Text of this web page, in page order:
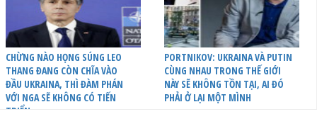
CHỪNG NÀO HỌNG SÚNG LEO
THANG ĐANG CÒN CHĨA VÀO
ĐẦU UKRAINA, THÌ ĐÀM PHÁN
VỚI NGA SẼ KHÔNG CÓ TIẾN
TRIỂN
PORTNIKOV: UKRAINA VÀ PUTIN
CÙNG NHAU TRONG THẾ GIỚI
NÀY SẼ KHÔNG TỒN TẠI, AI ĐÓ
PHẢI Ở LẠI MỘT MÌNH